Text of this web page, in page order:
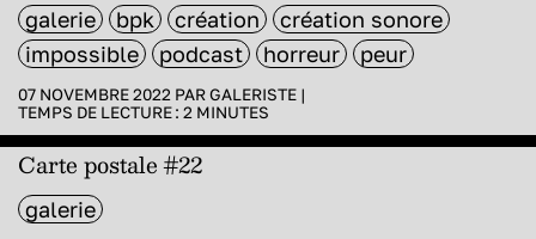
galerie bpk création
création sonore
impossible
podcast horreur peur
07 NOVEMBRE 2022 PARGALERISTE |
TEMPS DE LECTURE : 2 MINUTES
Carte postale #22
galerie